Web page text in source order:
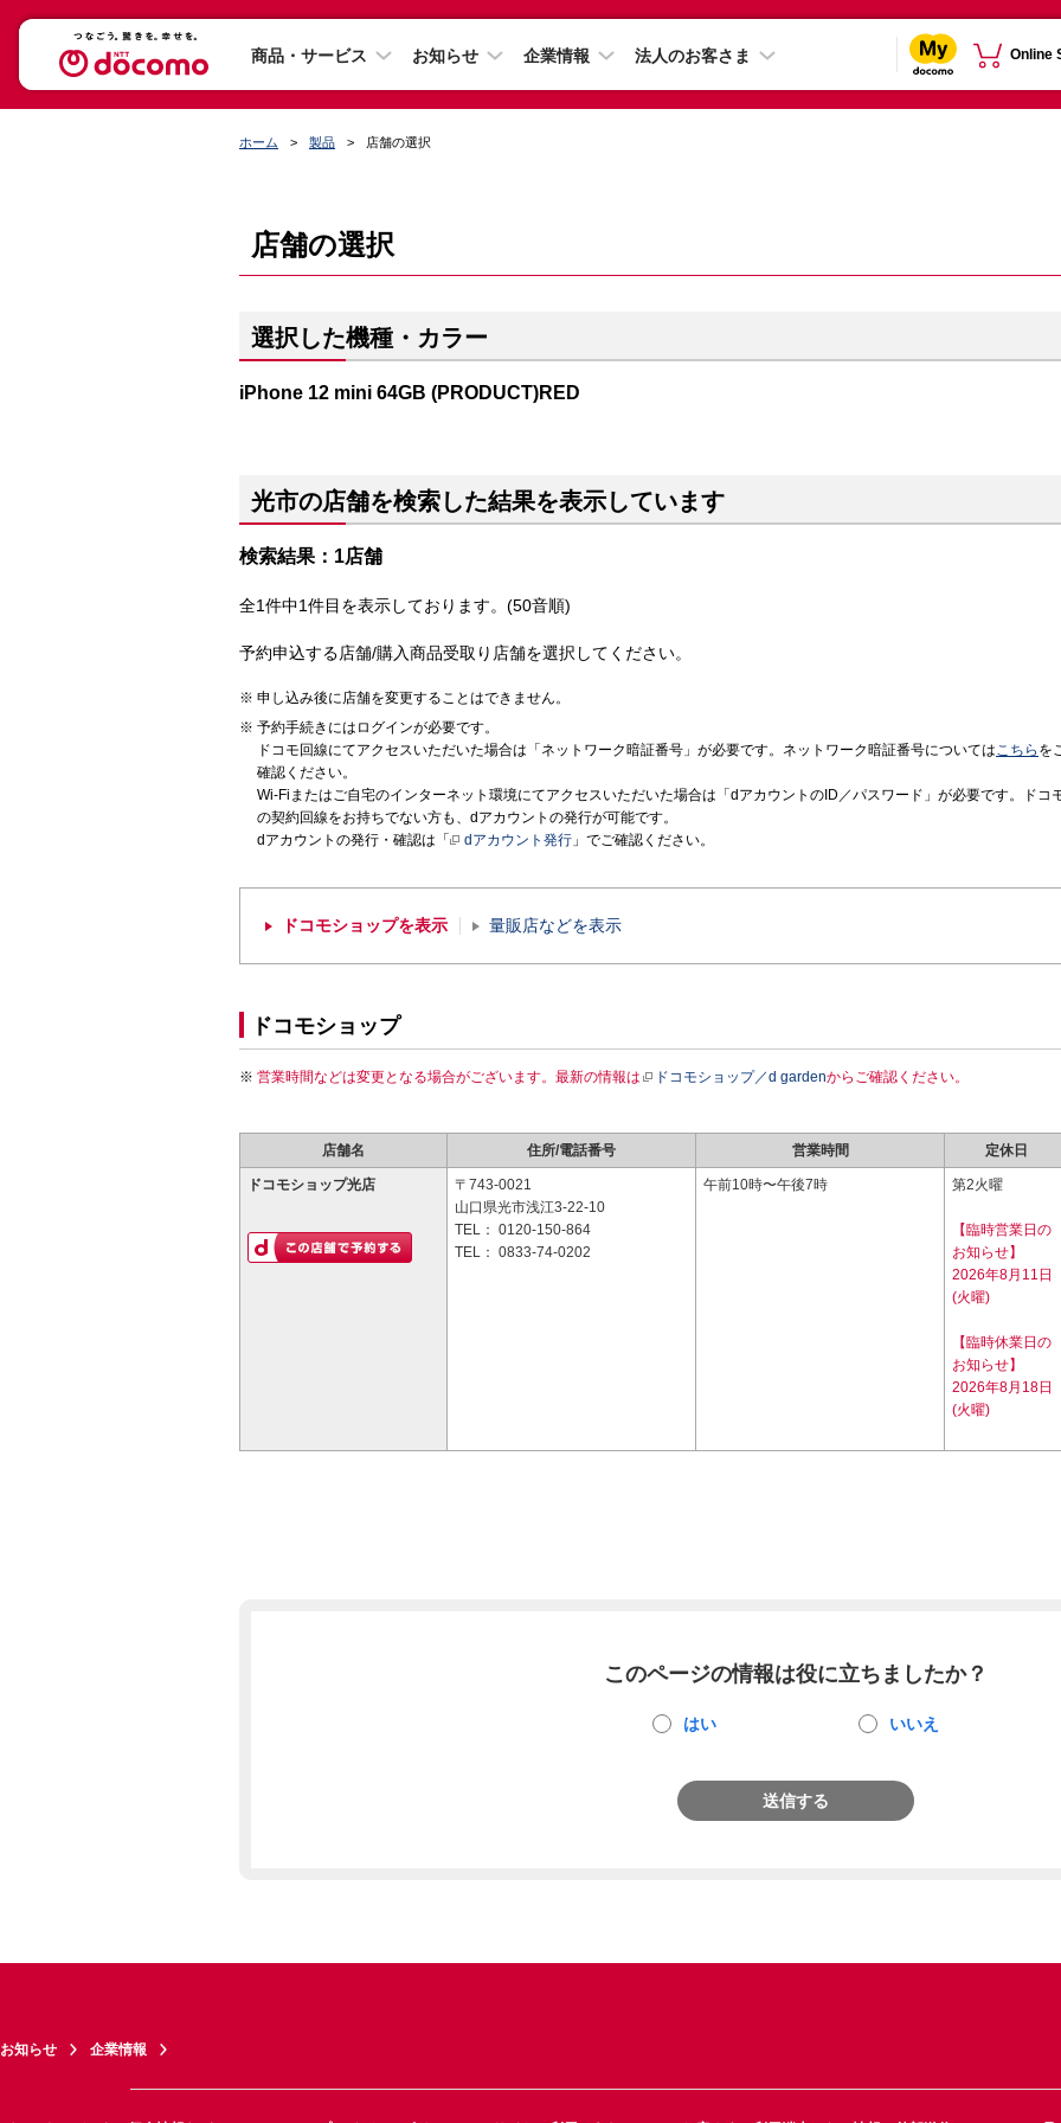
商品・サービス お知らせ 企業情報 法人のお客さま Online
ホーム 製品 店舗の選択
店舗の選択
選択した機種・カラー
iPhone 12 mini 64GB (PRODUCT)RED
光市の店舗を検索した結果を表示しています
検索結果：1店舗
全1件中1件目を表示しております。(50音順)
予約申込する店舗/購入商品受取り店舗を選択してください。
申し込み後に店舗を変更することはできません。
予約手続きにはログインが必要です。
ドコモ回線にてアクセスいただいた場合は「ネットワーク暗証番号」が必要です。ネットワーク暗証番号についてはこちら を
確認ください。
Wi-Fiまたはご自宅のインターネット環境にてアクセスいただいた場合は「dアカウントのID／パスワード」が必要です。ドコ
の契約回線をお持ちでない方も、dアカウントの発行が可能です。
dアカウントの発行・確認は「
dアカウント発行 」でご確認ください。
ドコモショップを表示 量販店などを表示
ドコモショップ
営業時間などは変更となる場合がございます。最新の情報は ドコモショップ／d gardenからご確認ください。
店舗名 住所/電話番号 営業時間 定休日
ドコモショップ光店
〒743-0021
山口県光市浅江3-22-10
TEL： 0120-150-864
TEL： 0833-74-0202
午前10時〜午後7時 第2火曜
【臨時営業日の
お知らせ】
2026年8月11日
(火曜)
【臨時休業日の
お知らせ】
2026年8月18日
(火曜)
このページの情報は役に立ちましたか？
はい いいえ
送信する
お知らせ 企業情報